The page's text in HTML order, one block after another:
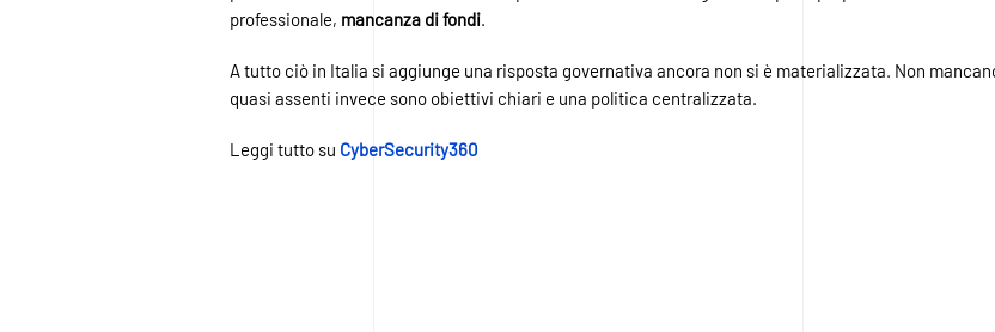
professionale, mancanza di fondi
A tutto ciò in Italia si aggiunge una risposta governativa ancora non si è materializzata. Non
quasi assenti invece sono obiettivi chiari e una politica centralizzata.
Leggi tutto su CyberSecurity360